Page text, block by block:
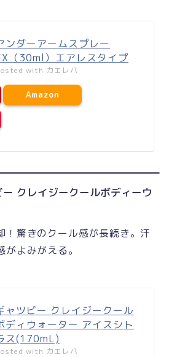
ンダーアームスプレー
（30ml）エアレスタイプ
with カエレバ
Amazon
クレイジークールボディーウ
！驚きのクール感が長続き。汗
よみがえる。
ャツビー クレイジークール
ディウォーター アイスシト
ス(170mL)
with カエレバ